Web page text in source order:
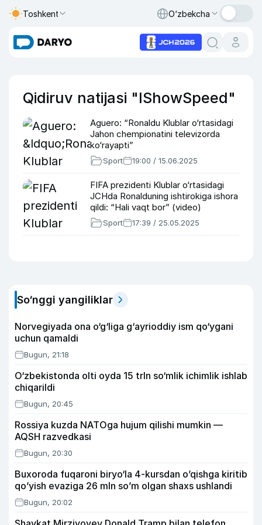
Toshkent O‘zbekcha
Qidiruv natijasi "IShowSpeed"
Aguero: “Ronaldu Klublar o‘rtasidagi
Jahon chempionatini televizorda
ko‘rayapti”
Sport 19:00 / 15.06.2025
FIFA prezidenti Klublar o‘rtasidagi
JCHda Ronalduning ishtirokiga ishora
qildi: “Hali vaqt bor” (video)
Sport 17:39 / 25.05.2025
So‘nggi yangiliklar
Norvegiyada ona o‘g‘liga g‘ayrioddiy ism qo‘ygani
uchun qamaldi
Bugun, 21:18
O‘zbekistonda olti oyda 15 trln so‘mlik ichimlik ishlab
chiqarildi
Bugun, 20:45
Rossiya kuzda NATOga hujum qilishi mumkin —
AQSH razvedkasi
Bugun, 20:30
Buxoroda fuqaroni biryo‘la 4-kursdan o’qishga kiritib
qo’yish evaziga 26 mln so’m olgan shaxs ushlandi
Bugun, 20:02